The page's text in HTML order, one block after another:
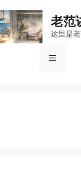
老范
这里是
菜